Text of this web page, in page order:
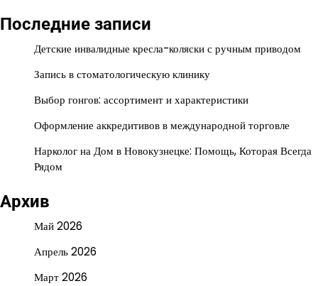
Последние записи
Детские инвалидные кресла-коляски с ручным приводом
Запись в стоматологическую клинику
Выбор гонгов: ассортимент и характеристики
Оформление аккредитивов в международной торговле
Нарколог на Дом в Новокузнецке: Помощь, Которая Всегда
Рядом
Архив
Май 2026
Апрель 2026
Март 2026